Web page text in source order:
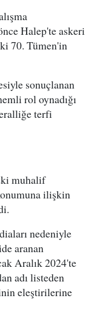
Halep'te askeri
70. Tümen'in
sonuçlanan
rol oynadığı
terfi
muhalif
ilişkin
nedeniyle
aranan
Aralık 2024'te
adı listeden
eleştirilerine